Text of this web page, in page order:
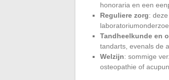
honoraria en een
Reguliere zorg:
Tandheelkunde en
tandarts, evenals de
Welzijn: sommige
osteopathie of